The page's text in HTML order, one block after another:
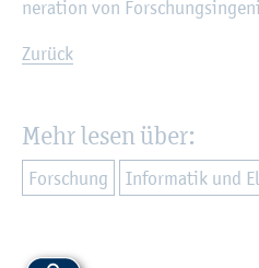
ne­ra­ti­on von
Zu­rück
Mehr lesen über:
For­schung In­for­ma­tik und